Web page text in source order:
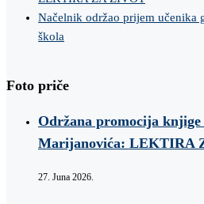
Načelnik održao prijem učenika
škola
Foto priče
Održana promocija
Marijanovića: LEKTIRA
27. Juna 2026.